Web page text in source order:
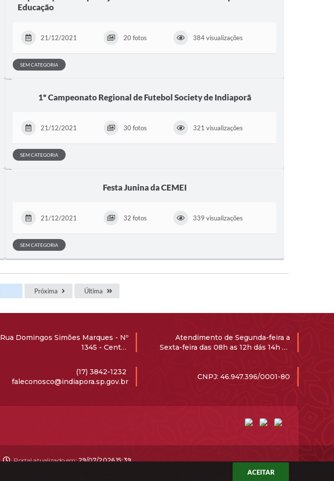
ACEITAR
Educação
21/12/2021 20 fotos 384 visualizações
SEM CATEGORIA
1º Campeonato Regional de Futebol Society de Indiaporã
21/12/2021 30 fotos 321 visualizações
SEM CATEGORIA
Festa Junina da CEMEI
21/12/2021 32 fotos 339 visualizações
SEM CATEGORIA
Próxima Última
Rua Domingos Simões Marques - Nº
1345 - Centro
Atendimento de Segunda-feira a
Sexta-feira das 08h as 12h dás 14h ás
(17) 3842-1232
faleconosco@indiapora.sp.gov.br
CNPJ: 46.947.396/0001-80
Portal atualizado em:29/07/2026 15:39